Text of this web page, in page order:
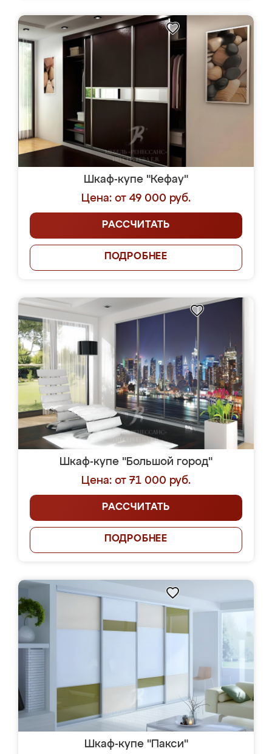
Шкаф-купе "Кефау"
Цена: от 49 000 руб.
РАССЧИТАТЬ
ПОДРОБНЕЕ
Шкаф-купе "Большой город"
Цена: от 71 000 руб.
РАССЧИТАТЬ
ПОДРОБНЕЕ
Шкаф-купе "Пакси"